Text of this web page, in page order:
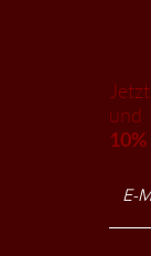
Jetzt
und